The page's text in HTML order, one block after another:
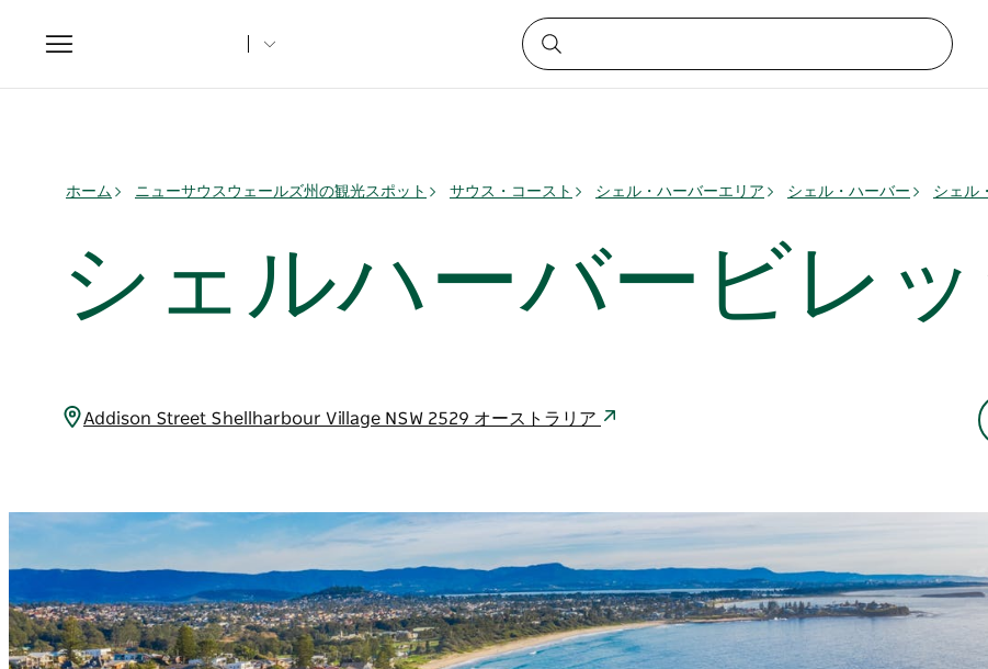
Toggle
navigation
ホーム ニューサウスウェールズ州の観光スポット サウス・コースト シェル・ハーバーエリア シェル・ハーバー シェル
シェルハーバービレ
Addison Street Shellharbour Village NSW 2529 オーストラリア